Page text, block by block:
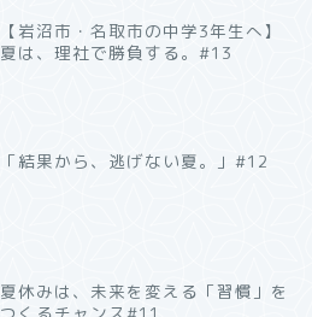
【岩沼市・名取市の中学3年生へ】
夏は、理社で勝負する。#13
「結果から、逃げない夏。」#12
夏休みは、未来を変える「習慣」を